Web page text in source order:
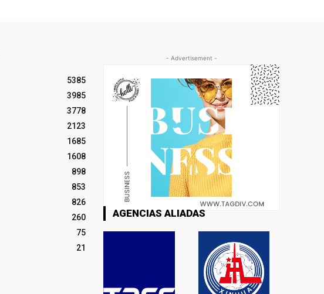
5385
3985
3778
2123
1685
1608
898
853
826
260
75
21
- Advertisement -
AGENCIAS ALIADAS